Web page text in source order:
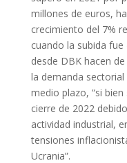
millones de euros,
crecimiento del 7%
cuando la subida
desde DBK hacen
la demanda
medio plazo, “si
cierre de 2022
actividad industrial,
tensiones
Ucrania”.